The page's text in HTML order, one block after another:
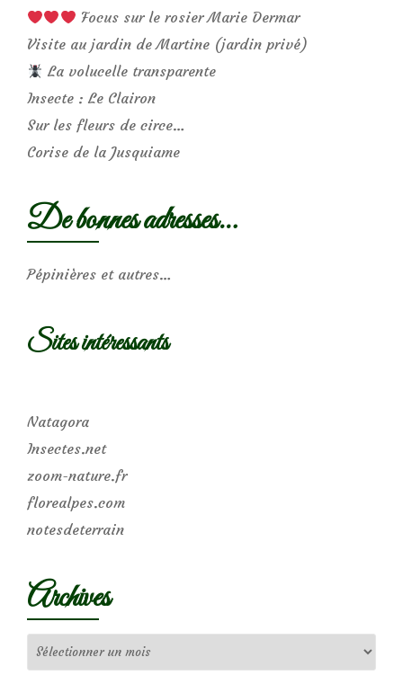
Focus sur le rosier Marie Dermar
Visite au jardin de Martine (jardin privé)
La volucelle transparente
Insecte : Le Clairon
Sur les fleurs de circe…
Corise de la Jusquiame
De bonnes adresses…
Pépinières et autres…
Sites intéressants
Natagora
Insectes.net
zoom-nature.fr
florealpes.com
notesdeterrain
Archives